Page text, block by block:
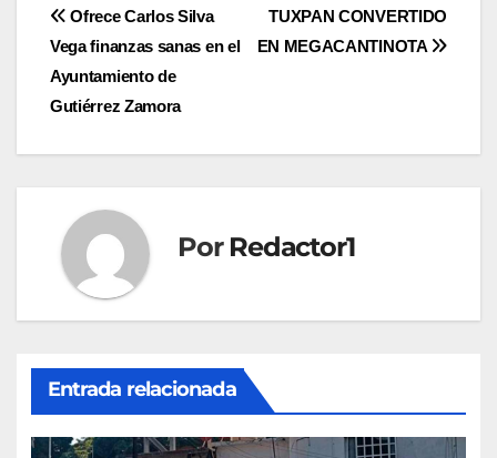
Navegación
de
entradas
TUXPAN CONVERTIDO
EN MEGACANTINOTA
Ofrece Carlos Silva
Vega finanzas sanas en el
Ayuntamiento de
Gutiérrez Zamora
Por Redactor1
Entrada relacionada